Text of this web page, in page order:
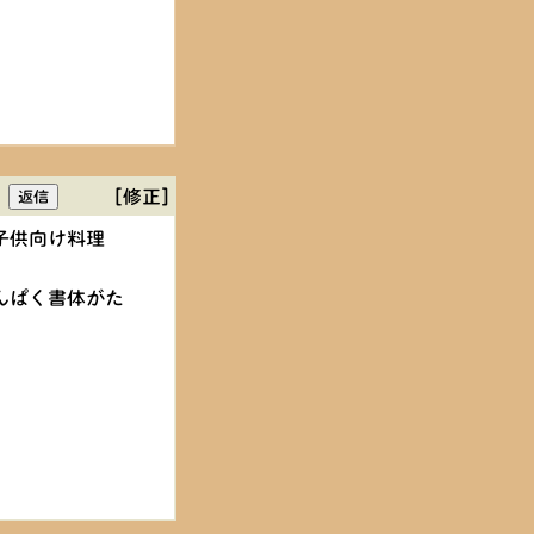
[修正]
供向け料理
ぱく書体がた